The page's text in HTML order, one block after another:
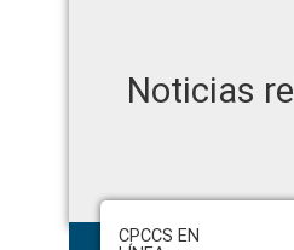
Noticias
CPCCS EN